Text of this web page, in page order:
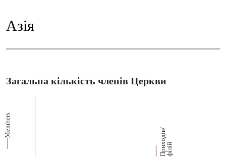
Азія
Загальна кількість членів Церкви
Members
П
р
их
о
д
і
в
/
ф
і
л
ій